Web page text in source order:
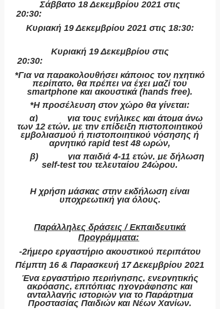
Σάββατο 18 Δεκεμβρίου 2021 στις
20:30:
Κυριακή 19 Δεκεμβρίου 2021 στις 18:30:
Κυριακή 19 Δεκεμβρίου στις
20:30:
*Για να παρακολουθήσει κάποιος τον ηχητικό
περίπατο, θα πρέπει να έχει μαζί του
smartphone και ακουστικά (hands free).
*Η προσέλευση στον χώρο θα γίνεται:
α) για τους ενήλικες και άτομα άνω
των 12 ετών, με την επίδειξη πιστοποιητικού
εμβολιασμού ή πιστοποιητικού νόσησης ή
αρνητικό rapid test 48 ωρών,
β) για παιδιά 4-11 ετών, με δήλωση
self-test του τελευταίου 24ώρου.
Η χρήση μάσκας στην εκδήλωση είναι
υποχρεωτική για όλους.
Παράλληλες δράσεις / Εκπαιδευτικά
Προγράμματα:
-2ήμερο εργαστήριο ακουστικού περιπάτου
Πέμπτη 16 & Παρασκευή 17 Δεκεμβρίου 2021
Ένα εργαστήριο περιήγησης, ενεργητικής
ακρόασης, επιτόπιας ηχογράφησης και
ανταλλαγής ιστοριών για το Παράρτημα
Προστασίας Παιδιών και Νέων Χανίων.